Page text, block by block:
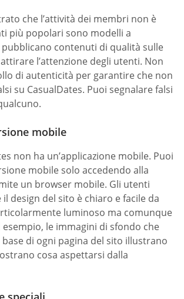
che l’attività dei membri non è
più popolari sono modelli a
contenuti di qualità sulle
l’attenzione degli utenti. Non
di autenticità per garantire che non
su СasualDates. Puoi segnalare falsi
mobile
non ha un’applicazione mobile. Puoi
mobile solo accedendo alla
un browser mobile. Gli utenti
design del sito è chiaro e facile da
luminoso ma comunque
le immagini di sfondo che
di ogni pagina del sito illustrano
cosa aspettarsi dalla